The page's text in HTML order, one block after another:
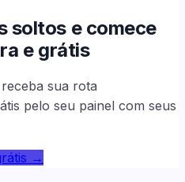
soltos e comece
e grátis
sua rota
pelo seu painel com seus
→